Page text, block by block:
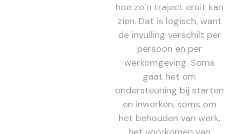
hoe zo’n traject eruit kan
zien. Dat is logisch, want
de invulling verschilt per
persoon en per
werkomgeving. Soms
gaat het om
ondersteuning bij starten
en inwerken, soms om
het behouden van werk,